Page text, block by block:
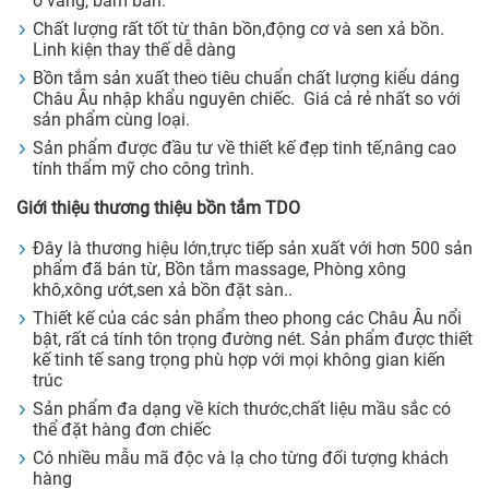
Chất lượng rất tốt từ thân bồn,động cơ và sen xả bồn.
Linh kiện thay thế dễ dàng
Bồn tắm sản xuất theo tiêu chuẩn chất lượng kiểu dáng
Châu Âu nhập khẩu nguyên chiếc. Giá cả rẻ nhất so với
sản phẩm cùng loại.
Sản phẩm được đầu tư về thiết kế đẹp tinh tế,nâng cao
tính thẩm mỹ cho công trình.
Giới thiệu thương thiệu bồn tắm TDO
Đây là thương hiệu lớn,trực tiếp sản xuất với hơn 500 sản
phẩm đã bán từ, Bồn tắm massage, Phòng xông
khô,xông ướt,sen xả bồn đặt sàn..
Thiết kế của các sản phẩm theo phong các Châu Âu nổi
bật, rất cá tính tôn trọng đường nét. Sản phẩm được thiết
kế tinh tế sang trọng phù hợp với mọi không gian kiến
trúc
Sản phẩm đa dạng về kích thước,chất liệu mầu sắc có
thể đặt hàng đơn chiếc
Có nhiều mẫu mã độc và lạ cho từng đối tượng khách
hàng